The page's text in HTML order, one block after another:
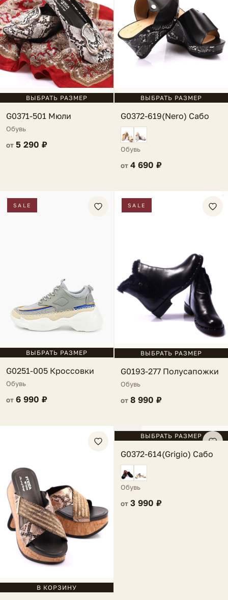
ВЫБРАТЬ РАЗМЕР
G0371-501 Мюли
Обувь
от 5 290 ₽
ВЫБРАТЬ РАЗМЕР
G0372-619(Nero) Сабо
Обувь
от 4 690 ₽
SALE
ВЫБРАТЬ РАЗМЕР
G0251-005 Кроссовки
Обувь
от 6 990 ₽
SALE
ВЫБРАТЬ РАЗМЕР
G0193-277 Полусапожки
Обувь
от 8 990 ₽
В КОРЗИНУ
FVВЫБРАТЬ РАЗМЕР
G0372-614(Grigio) Сабо
Обувь
от 3 990 ₽